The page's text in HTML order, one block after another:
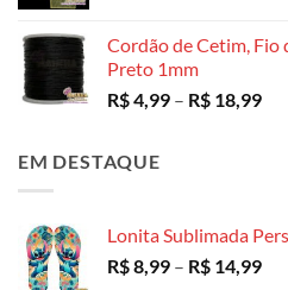
Cordão de Cetim, Fio
Preto 1mm
R$4,99 – R$ 18,99
EM DESTAQUE
Lonita Sublimada
R$8,99 – R$ 14,99